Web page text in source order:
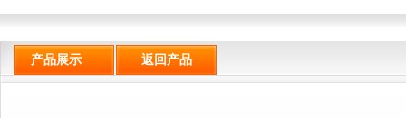
产品展示 返回产品